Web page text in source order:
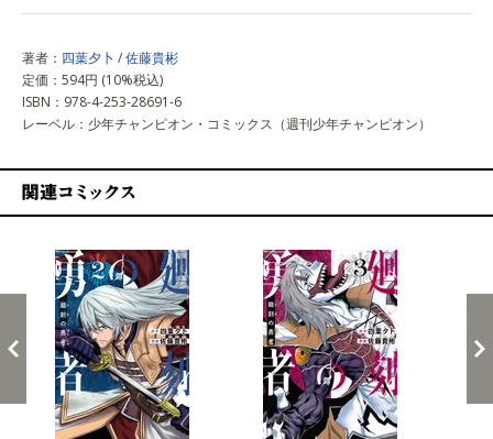
著者： 四葉夕卜 /佐藤貴彬
定価：594円 (10%税込)
ISBN：978-4-253-28691-6
レーベル：少年チャンピオン・コミックス（週刊少年チャンピオン）